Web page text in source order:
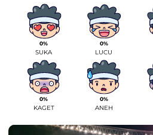
0%
SUKA
0%
LUCU
0%
KAGET
0%
ANEH